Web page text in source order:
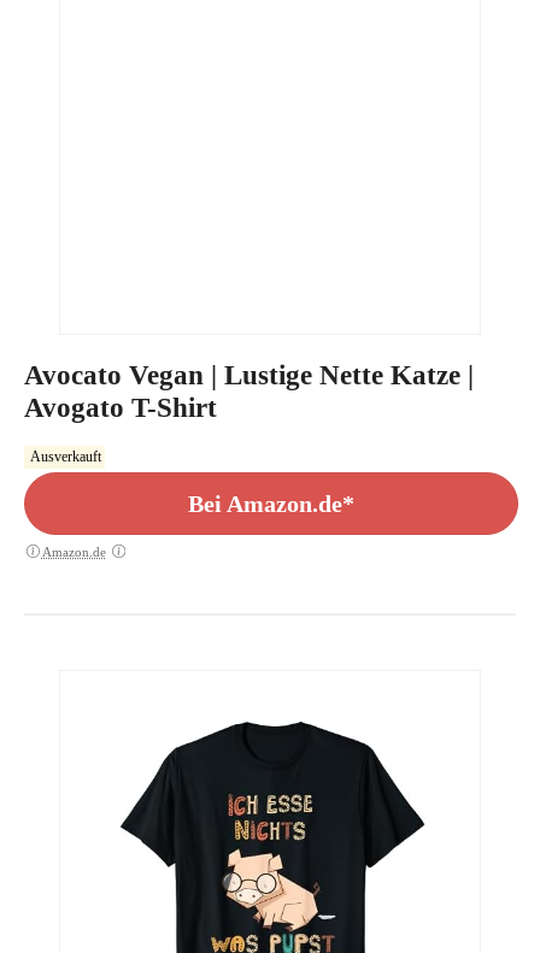
Avocato Vegan | Lustige Nette Katze |
Avogato T-Shirt
Ausverkauft
Bei Amazon.de*
Amazon.de